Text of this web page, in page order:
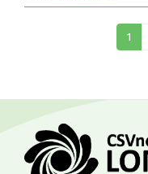
1